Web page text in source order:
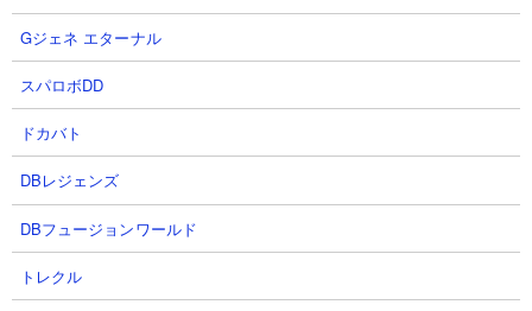
周りを見渡したり、エリトラで飛行することで発見確率は上げる
ことができます。
またオーバーワールドだけでなく、ネザーでも荒廃したポータル
は生成されます。その場合は石レンガだった部分はブラックスト
ーンで形成されるように置き換わっています。
Gジェネ エターナル
スパロボDD
ドカバト
DBレジェンズ
DBフュージョンワールド
トレクル